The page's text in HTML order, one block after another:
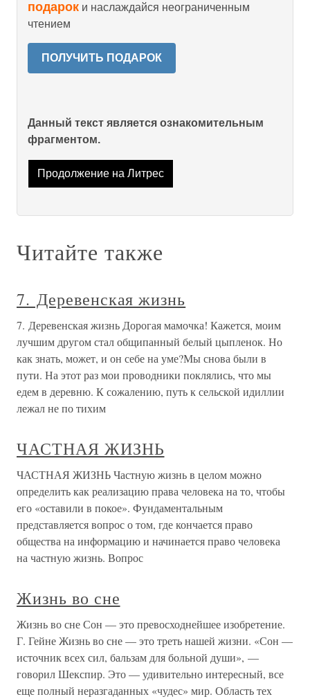
подарок и наслаждайся неограниченным
чтением
ПОЛУЧИТЬ ПОДАРОК
Данный текст является ознакомительным
фрагментом.
Продолжение на Литрес
Читайте также
7. Деревенская жизнь
7. Деревенская жизнь Дорогая мамочка! Кажется, моим
лучшим другом стал общипанный белый цыпленок. Но
как знать, может, и он себе на уме?Мы снова были в
пути. На этот раз мои проводники поклялись, что мы
едем в деревню. К сожалению, путь к сельской идиллии
лежал не по тихим
ЧАСТНАЯ ЖИЗНЬ
ЧАСТНАЯ ЖИЗНЬ Частную жизнь в целом можно
определить как реализацию права человека на то, чтобы
его «оставили в покое». Фундаментальным
представляется вопрос о том, где кончается право
общества на информацию и начинается право человека
на частную жизнь. Вопрос
Жизнь во сне
Жизнь во сне Сон — это превосходнейшее изобретение.
Г. Гейне Жизнь во сне — это треть нашей жизни. «Сон —
источник всех сил, бальзам для больной души», —
говорил Шекспир. Это — удивительно интересный, все
еще полный неразгаданных «чудес» мир. Область тех